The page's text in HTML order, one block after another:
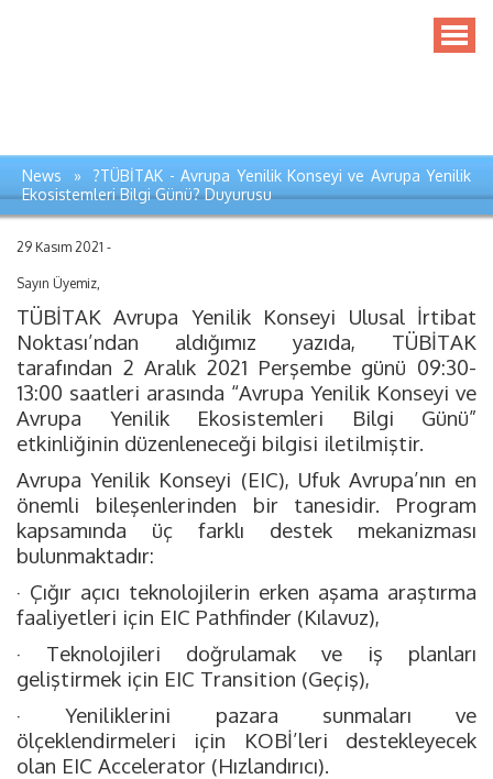
News » ?TÜBİTAK - Avrupa Yenilik Konseyi ve Avrupa Yenilik
Ekosistemleri Bilgi Günü? Duyurusu
29 Kasım 2021 -
Sayın Üyemiz,
TÜBİTAK Avrupa Yenilik Konseyi Ulusal İrtibat
Noktası’ndan aldığımız yazıda, TÜBİTAK
tarafından 2 Aralık 2021 Perşembe günü 09:30-
13:00 saatleri arasında “Avrupa Yenilik Konseyi ve
Avrupa Yenilik Ekosistemleri Bilgi Günü”
etkinliğinin düzenleneceği bilgisi iletilmiştir.
Avrupa Yenilik Konseyi (EIC), Ufuk Avrupa’nın en
önemli bileşenlerinden bir tanesidir. Program
kapsamında üç farklı destek mekanizması
bulunmaktadır:
· Çığır açıcı teknolojilerin erken aşama araştırma
faaliyetleri için EIC Pathfinder (Kılavuz),
· Teknolojileri doğrulamak ve iş planları
geliştirmek için EIC Transition (Geçiş),
· Yeniliklerini pazara sunmaları ve
ölçeklendirmeleri için KOBİ’leri destekleyecek
olan EIC Accelerator (Hızlandırıcı).